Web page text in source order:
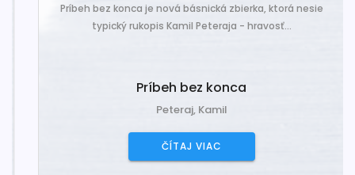
Príbeh bez konca je nová básnická zbierka, ktorá nesie
typický rukopis Kamil Peteraja - hravosť...
Príbeh bez konca
Peteraj, Kamil
ČÍTAJ VIAC